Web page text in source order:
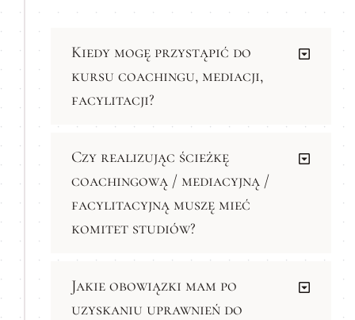
Kiedy mogę przystąpić do
kursu coachingu, mediacji,
facylitacji?
Czy realizując ścieżkę
coachingową / mediacyjną /
facylitacyjną muszę mieć
komitet studiów?
Jakie obowiązki mam po
uzyskaniu uprawnień do